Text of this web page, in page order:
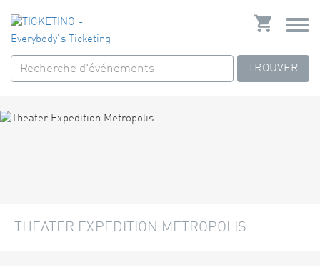
TROUVER
THEATER EXPEDITION METROPOLIS